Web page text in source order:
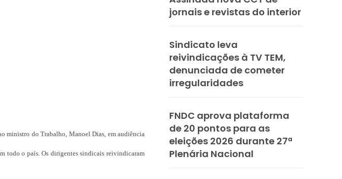
ministro do Trabalho, Manoel Dias, em audiência
todo o país. Os dirigentes sindicais reivindicaram
jornais e revistas do interior
Sindicato leva
reivindicações à TV TEM,
denunciada de cometer
irregularidades
FNDC aprova plataforma
de 20 pontos para as
eleições 2026 durante 27ª
Plenária Nacional